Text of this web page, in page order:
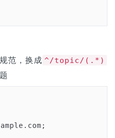
范，换成 ^/topic/(.*)